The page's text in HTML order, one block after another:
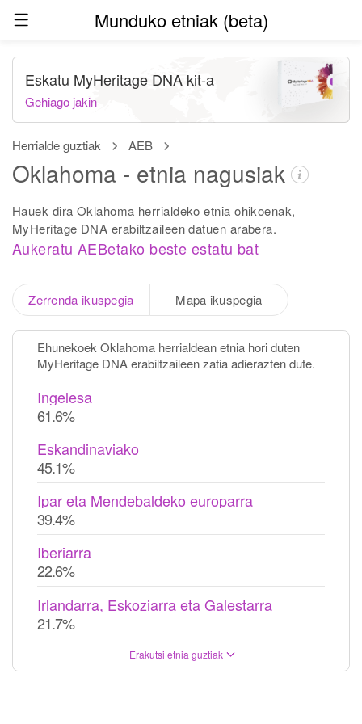
Munduko etniak (beta)
Herrialde guztiak AEB
Oklahoma - etnia nagusiak
Hauek dira Oklahoma herrialdeko etnia ohikoenak,
MyHeritage DNA erabiltzaileen datuen arabera.
Aukeratu AEBetako beste estatu bat
Eskatu MyHeritage DNA kit-a
Gehiago jakin
Zerrenda ikuspegia Mapa ikuspegia
Ehunekoek Oklahoma herrialdean etnia hori duten
MyHeritage DNA erabiltzaileen zatia adierazten dute.
Ingelesa
61.6%
Eskandinaviako
45.1%
Ipar eta Mendebaldeko europarra
39.4%
Iberiarra
22.6%
Irlandarra, Eskoziarra eta Galestarra
21.7%
Erakutsi etnia guztiak